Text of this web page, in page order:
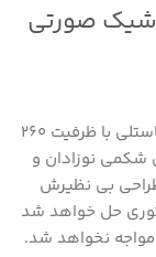
صورتی
شیشه شیر آنتی کولیک تویست شیک صورتی پاستلی با ظرفیت 260
شکمی نوزادان و
بی نظیرش
حل خواهد شد
مواجه نخواهد شد.